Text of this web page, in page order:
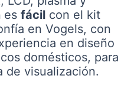
es fácil con el kit
en Vogels, con
en diseño
domésticos, para
de visualización.